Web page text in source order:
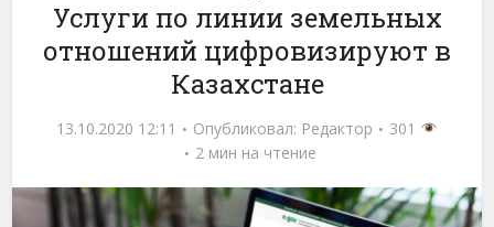
Услуги по линии земельных
отношений цифровизируют в
Казахстане
13.10.2020 12:11 Опубликовал: Редактор
301
2 мин на чтение